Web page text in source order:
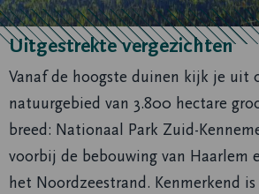
Uitgestrekte vergezichten
Vanaf de hoogste duinen kijk je uit
natuurgebied van 3.800 hectare
breed: Nationaal Park Zuid-
voorbij de bebouwing van Haarlem
het Noordzeestrand. Kenmerkend